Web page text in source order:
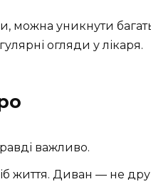
можна уникнути
огляди у лікаря.
важливо.
життя. Диван — не